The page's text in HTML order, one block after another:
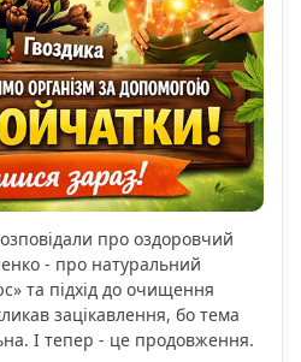
про оздоровчий
- про натуральний
та підхід до очищення
зацікавлення, бо тема
І тепер - це продовження.